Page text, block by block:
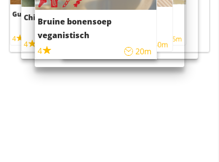
Guacamole
4
Chili con carne
4
Bruine bonensoep
veganistisch
4
20m
Sushi rijstsalade
maaltijdsalade
40m
4 55m